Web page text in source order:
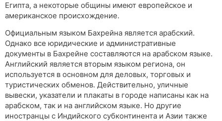
Египта, а некоторые общины имеют европейское и
американское происхождение.
Официальным языком Бахрейна является арабский.
Однако все юридические и административные
документы в Бахрейне составляются на арабском языке.
Английский является вторым языком региона, он
используется в основном для деловых, торговых и
туристических обменов. Действительно, уличные
вывески, указатели и плакаты в городе написаны как на
арабском, так и на английском языке. Но другие
иностранцы с Индийского субконтинента и Азии также